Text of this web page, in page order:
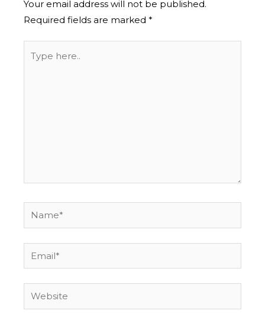
Your email address will not be published.
Required fields are marked*